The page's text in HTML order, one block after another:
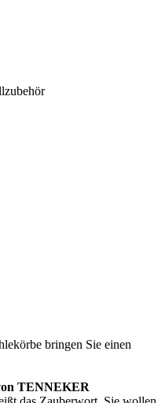
bringen Sie einen
TENNEKER